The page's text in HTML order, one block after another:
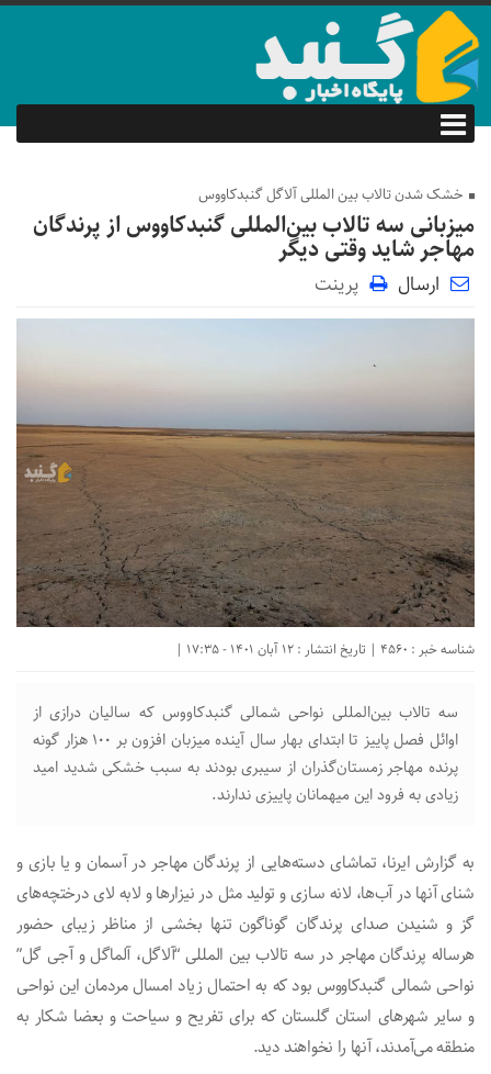
خشک شدن تالاب بین المللی آلاگل گنبدکاووس
میزبانی سه تالاب‌ بین‌المللی گنبدکاووس از پرندگان
مهاجر شاید وقتی دیگر
ارسال پرینت
شناسه خبر : 4560 | تاریخ انتشار : 12 آبان 1401 - 17:35 |
سه تالاب بین‌المللی نواحی شمالی گنبدکاووس که سالیان درازی از
اوائل فصل پاییز تا ابتدای بهار سال آینده میزبان افزون بر ۱۰۰ هزار گونه
پرنده مهاجر زمستان‌گذران از سیبری بودند به سبب خشکی شدید امید
زیادی به فرود این میهمانان پاییزی ندارند.
به گزارش ایرنا، تماشای دسته‌هایی از پرندگان مهاجر در آسمان و یا بازی و
شنای آنها در آب‌ها، لانه سازی و تولید مثل در نیزارها و لابه لای درختچه‌های
گز و شنیدن صدای پرندگان گوناگون تنها بخشی از مناظر زیبای حضور
هرساله پرندگان مهاجر در سه تالاب بین المللی “آلاگل، آلماگل و آجی گل”
نواحی شمالی گنبدکاووس بود که به احتمال زیاد امسال مردمان این نواحی
و سایر شهرهای استان گلستان که برای تفریح و سیاحت و بعضا شکار به
منطقه می‌آمدند، آنها را نخواهند دید.